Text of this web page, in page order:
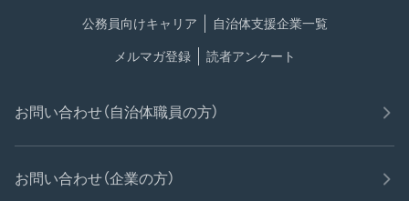
公務員向けキャリア 自治体支援企業一覧
メルマガ登録 読者アンケート
お問い合わせ（自治体職員の方）
お問い合わせ（企業の方）